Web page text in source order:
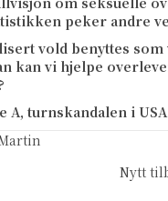
peker andre
vold benyttes
kan vi hjelpe
A, turnskandalen i USA
Nytt